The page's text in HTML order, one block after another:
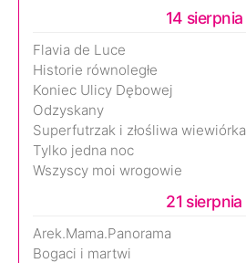
14 sierpnia
Flavia de Luce
Historie równoległe
Koniec Ulicy Dębowej
Odzyskany
Superfutrzak i złośliwa wiewiórka
Tylko jedna noc
Wszyscy moi wrogowie
21 sierpnia
Arek.Mama.Panorama
Bogaci i martwi